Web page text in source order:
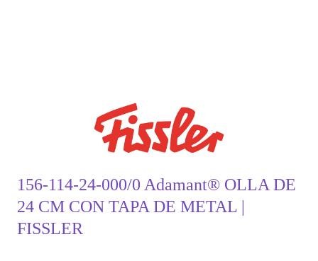
156-114-24-000/0 Adamant® OLLA DE
24 CM CON TAPA DE METAL |
FISSLER